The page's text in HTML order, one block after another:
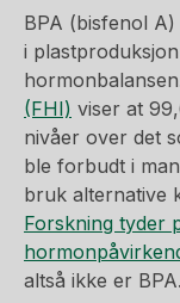
BPA (bisfenol
i
(FHI) viser at
nivåer over det
ble forbudt i
bruk alternative
Forskning tyder
altså ikke er BPA.